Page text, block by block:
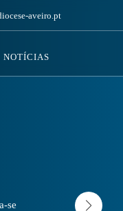
aveiro.pt
NOTÍCIAS
se